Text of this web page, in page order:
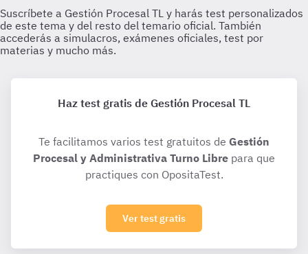
Haz test gratis de Gestión Procesal TL
Te facilitamos varios test gratuitos de Gestión
Procesal y Administrativa Turno Libre para que
practiques con OpositaTest.
Ver test gratis